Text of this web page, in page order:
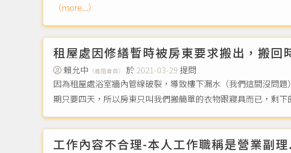
（more...）
租屋處因修繕暫時被房東要求搬出，搬回
賴允中 （進階會員） 於 2021-03-29 提問
因為租屋處浴室牆內管線破裂，導致樓下漏水（我們這間沒問
期只要四天，所以房東只叫我們搬簡單的衣物跟寢具而已，剩
工作內容不合理-本人工作職稱是營業副理.